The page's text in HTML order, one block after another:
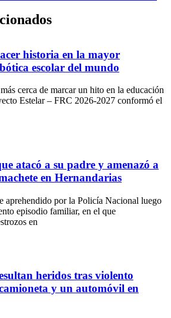
historia en la mayor
escolar del mundo
cerca de marcar un hito en la educación
Estelar – FRC 2026-2027 conformó el
atacó a su padre y amenazó a
en Hernandarias
aprehendido por la Policía Nacional luego
episodio familiar, en el que
en
heridos tras violento
y un automóvil en